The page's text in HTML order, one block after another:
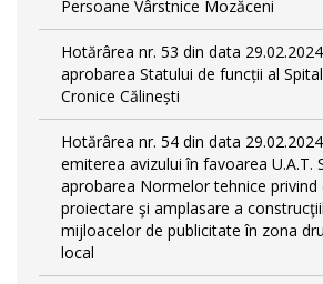
Persoane Vârstnice Mozăceni
Hotărârea nr. 53 din data
aprobarea Statului de funcții al
Cronice Călinești
Hotărârea nr. 54 din data
emiterea avizului în favoarea U.A.T.
aprobarea Normelor tehnice privind
proiectare şi amplasare a
mijloacelor de publicitate în zona
local